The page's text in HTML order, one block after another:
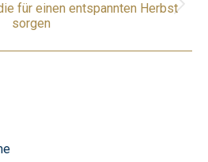
für einen entspannten Herbst
sorgen